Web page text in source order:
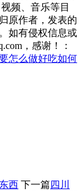
频、音乐等目
原作者，发表的
如有侵权信息或
，感谢！：
怎么做好吃如何
西 下一篇 四川